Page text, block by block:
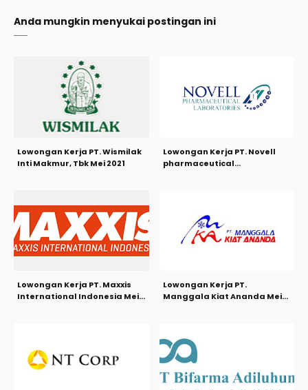
Anda mungkin menyukai postingan ini
Lowongan Kerja PT. Wismilak
Inti Makmur, Tbk Mei 2021
Lowongan Kerja PT. Novell
pharmaceutical
Lowongan Kerja PT. Maxxis
International Indonesia Mei
Lowongan Kerja PT.
Manggala Kiat Ananda Mei